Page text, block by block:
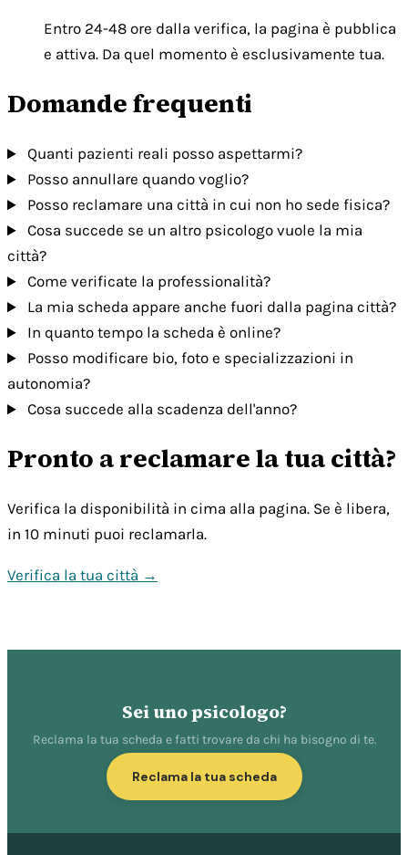
Entro 24-48 ore dalla verifica, la pagina è pubblica
e attiva. Da quel momento è esclusivamente tua.
Domande frequenti
Quanti pazienti reali posso aspettarmi?
Posso annullare quando voglio?
Posso reclamare una città in cui non ho sede fisica?
Cosa succede se un altro psicologo vuole la mia
città?
Come verificate la professionalità?
La mia scheda appare anche fuori dalla pagina città?
In quanto tempo la scheda è online?
Posso modificare bio, foto e specializzazioni in
autonomia?
Cosa succede alla scadenza dell'anno?
Pronto a reclamare la tua città?
Verifica la disponibilità in cima alla pagina. Se è libera,
in 10 minuti puoi reclamarla.
Verifica la tua città →
Sei uno psicologo?
Reclama la tua scheda e fatti trovare da chi ha bisogno di te.
Reclama la tua scheda